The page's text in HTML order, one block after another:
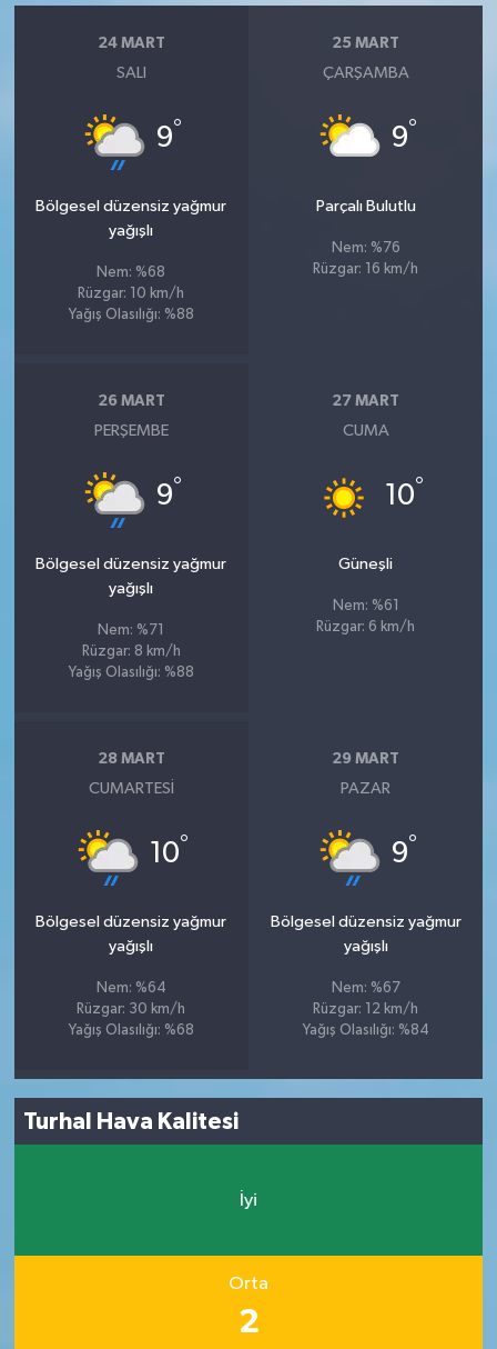
24 MART
SALI
9°
Bölgesel düzensiz yağmur
yağışlı
Nem: %68
Rüzgar: 10 km/h
Yağış Olasılığı: %88
25 MART
ÇARŞAMBA
9°
Parçalı Bulutlu
Nem: %76
Rüzgar: 16 km/h
26 MART
PERŞEMBE
9°
Bölgesel düzensiz yağmur
yağışlı
Nem: %71
Rüzgar: 8 km/h
Yağış Olasılığı: %88
27 MART
CUMA
10°
Güneşli
Nem: %61
Rüzgar: 6 km/h
28 MART
CUMARTESI
10°
Bölgesel düzensiz yağmur
yağışlı
Nem: %64
Rüzgar: 30 km/h
Yağış Olasılığı: %68
29 MART
PAZAR
9°
Bölgesel düzensiz yağmur
yağışlı
Nem: %67
Rüzgar: 12 km/h
Yağış Olasılığı: %84
Turhal Hava Kalitesi
İyi
Orta
2